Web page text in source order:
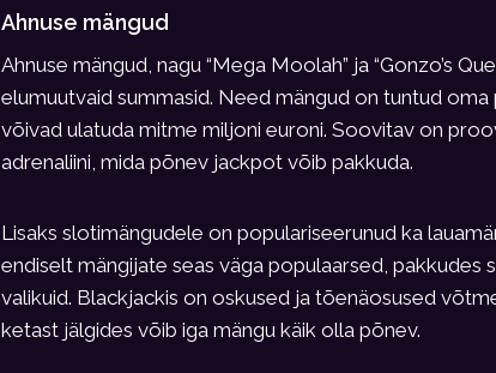
Ahnuse mängud
Ahnuse mängud, nagu “Mega Moolah” ja “Gonzo’s
elumuutvaid summasid. Need mängud on tuntud
võivad ulatuda mitme miljoni euroni. Soovitav on
adrenaliini, mida põnev jackpot võib pakkuda.
Lisaks slotimängudele on populariseerunud ka
endiselt mängijate seas väga populaarsed, pakkudes
valikuid. Blackjackis on oskused ja tõenäosused
ketast jälgides võib iga mängu käik olla põnev.